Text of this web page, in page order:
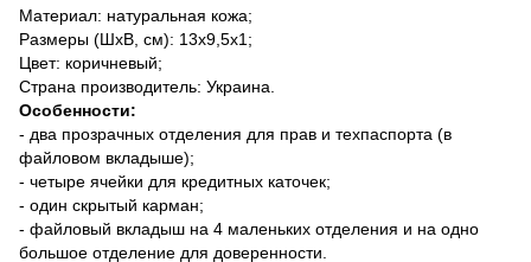
Материал: натуральная кожа;
Размеры (ШхВ, см): 13х9,5х1;
Цвет: коричневый;
Страна производитель: Украина.
Особенности:
- два прозрачных отделения для прав и техпаспорта (в
файловом вкладыше);
- четыре ячейки для кредитных каточек;
- один скрытый карман;
- файловый вкладыш на 4 маленьких отделения и на одно
большое отделение для доверенности.